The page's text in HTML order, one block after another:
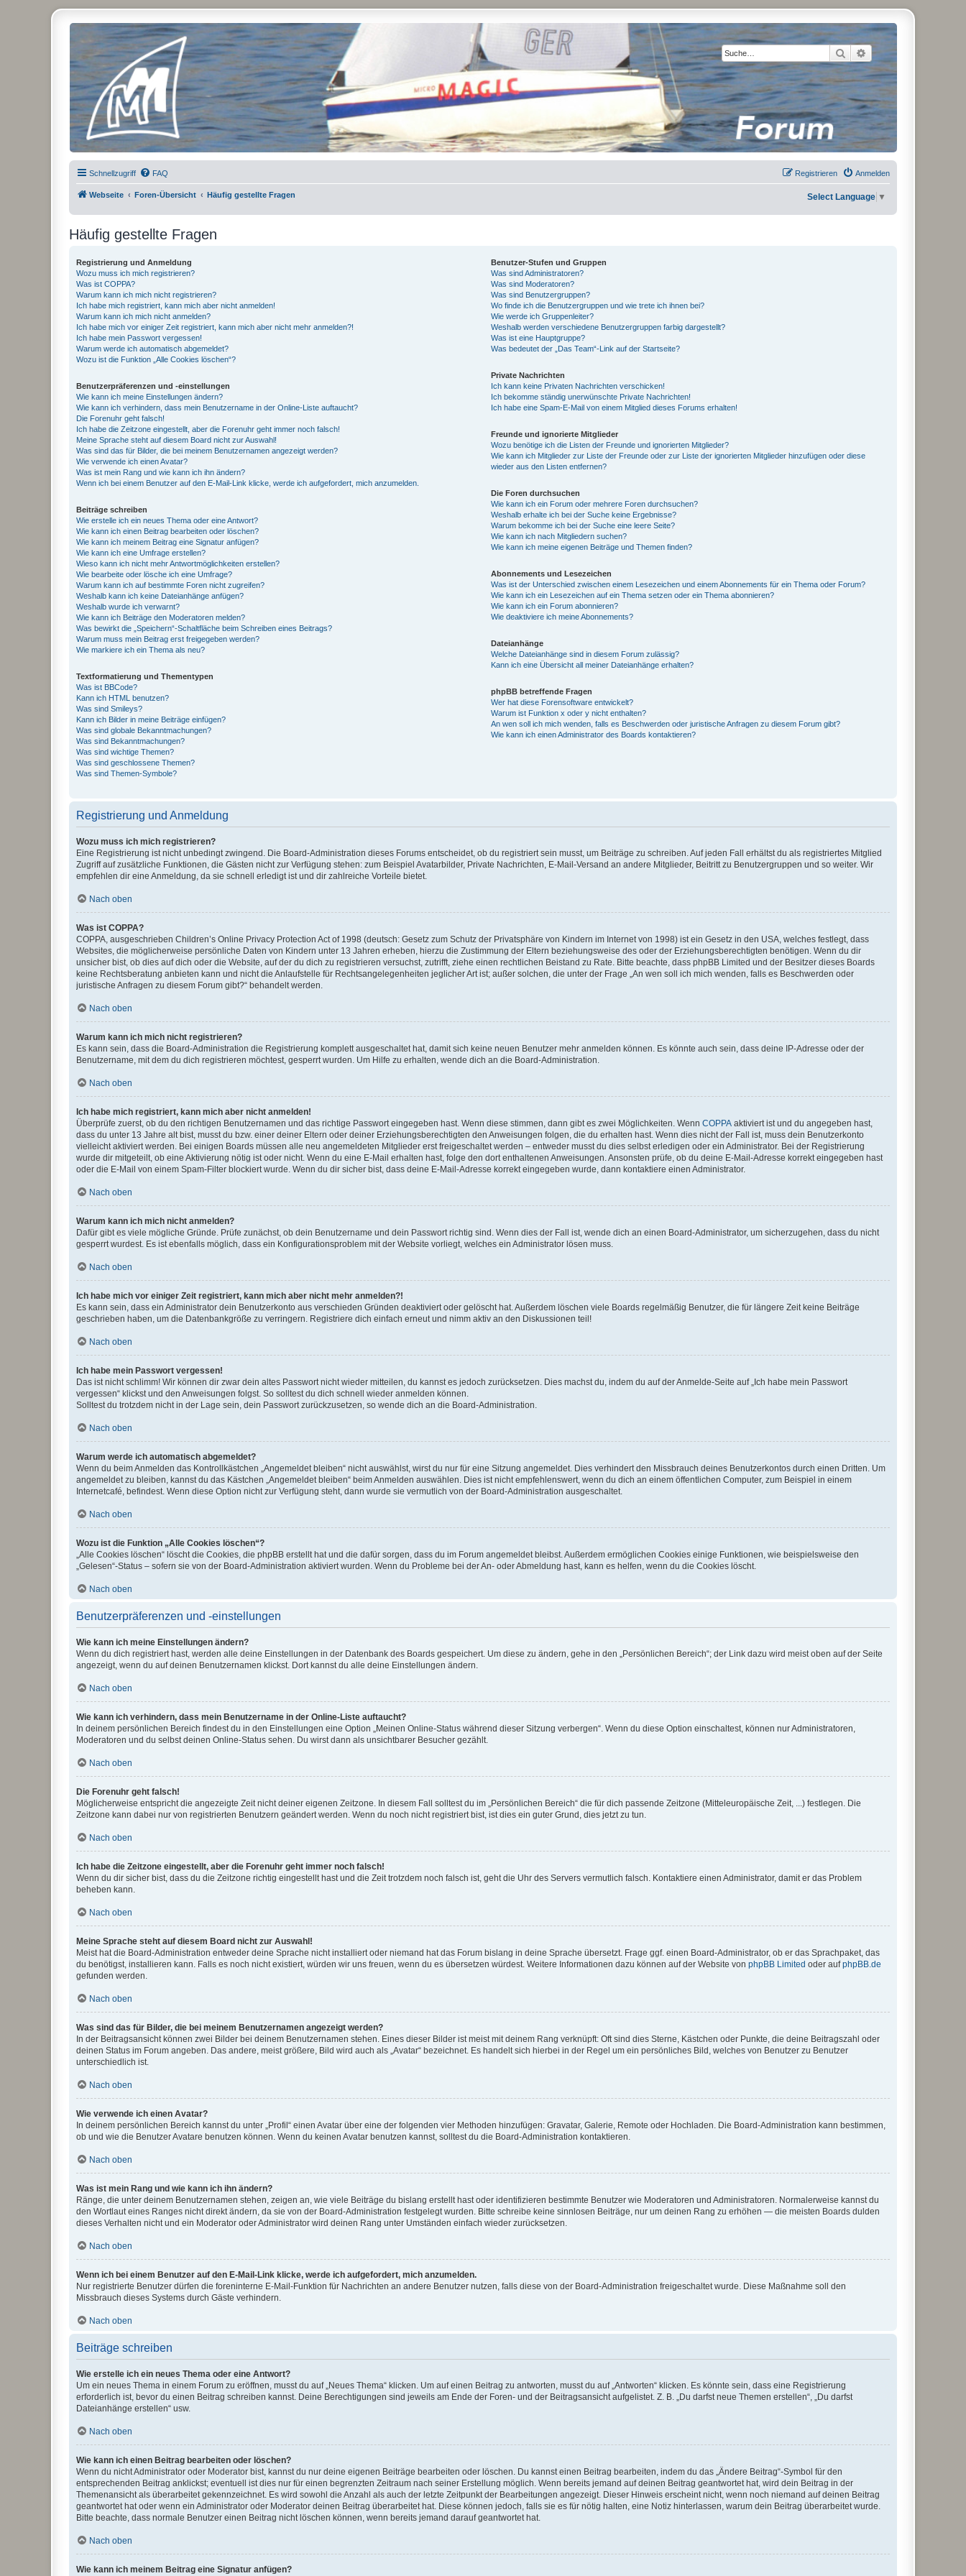
Suche Erweiterte Suche
Micro Magic Forum Deutschland
Schnellzugriff FAQ Anmelden
Registrieren
Webseite Foren-Übersicht Häufig gestellte Fragen Select Language ▼
Häufig gestellte Fragen
Registrierung und Anmeldung
Wozu muss ich mich registrieren?
Was ist COPPA?
Warum kann ich mich nicht registrieren?
Ich habe mich registriert, kann mich aber nicht anmelden!
Warum kann ich mich nicht anmelden?
Ich habe mich vor einiger Zeit registriert, kann mich aber nicht mehr anmelden?!
Ich habe mein Passwort vergessen!
Warum werde ich automatisch abgemeldet?
Wozu ist die Funktion „Alle Cookies löschen“?
Benutzerpräferenzen und -einstellungen
Wie kann ich meine Einstellungen ändern?
Wie kann ich verhindern, dass mein Benutzername in der Online-Liste auftaucht?
Die Forenuhr geht falsch!
Ich habe die Zeitzone eingestellt, aber die Forenuhr geht immer noch falsch!
Meine Sprache steht auf diesem Board nicht zur Auswahl!
Was sind das für Bilder, die bei meinem Benutzernamen angezeigt werden?
Wie verwende ich einen Avatar?
Was ist mein Rang und wie kann ich ihn ändern?
Wenn ich bei einem Benutzer auf den E-Mail-Link klicke, werde ich aufgefordert, mich anzumelden.
Beiträge schreiben
Wie erstelle ich ein neues Thema oder eine Antwort?
Wie kann ich einen Beitrag bearbeiten oder löschen?
Wie kann ich meinem Beitrag eine Signatur anfügen?
Wie kann ich eine Umfrage erstellen?
Wieso kann ich nicht mehr Antwortmöglichkeiten erstellen?
Wie bearbeite oder lösche ich eine Umfrage?
Warum kann ich auf bestimmte Foren nicht zugreifen?
Weshalb kann ich keine Dateianhänge anfügen?
Weshalb wurde ich verwarnt?
Wie kann ich Beiträge den Moderatoren melden?
Was bewirkt die „Speichern“-Schaltfläche beim Schreiben eines Beitrags?
Warum muss mein Beitrag erst freigegeben werden?
Wie markiere ich ein Thema als neu?
Textformatierung und Thementypen
Was ist BBCode?
Kann ich HTML benutzen?
Was sind Smileys?
Kann ich Bilder in meine Beiträge einfügen?
Was sind globale Bekanntmachungen?
Was sind Bekanntmachungen?
Was sind wichtige Themen?
Was sind geschlossene Themen?
Was sind Themen-Symbole?
Benutzer-Stufen und Gruppen
Was sind Administratoren?
Was sind Moderatoren?
Was sind Benutzergruppen?
Wo finde ich die Benutzergruppen und wie trete ich ihnen bei?
Wie werde ich Gruppenleiter?
Weshalb werden verschiedene Benutzergruppen farbig dargestellt?
Was ist eine Hauptgruppe?
Was bedeutet der „Das Team“-Link auf der Startseite?
Private Nachrichten
Ich kann keine Privaten Nachrichten verschicken!
Ich bekomme ständig unerwünschte Private Nachrichten!
Ich habe eine Spam-E-Mail von einem Mitglied dieses Forums erhalten!
Freunde und ignorierte Mitglieder
Wozu benötige ich die Listen der Freunde und ignorierten Mitglieder?
Wie kann ich Mitglieder zur Liste der Freunde oder zur Liste der ignorierten Mitglieder hinzufügen oder diese
wieder aus den Listen entfernen?
Die Foren durchsuchen
Wie kann ich ein Forum oder mehrere Foren durchsuchen?
Weshalb erhalte ich bei der Suche keine Ergebnisse?
Warum bekomme ich bei der Suche eine leere Seite?
Wie kann ich nach Mitgliedern suchen?
Wie kann ich meine eigenen Beiträge und Themen finden?
Abonnements und Lesezeichen
Was ist der Unterschied zwischen einem Lesezeichen und einem Abonnements für ein Thema oder Forum?
Wie kann ich ein Lesezeichen auf ein Thema setzen oder ein Thema abonnieren?
Wie kann ich ein Forum abonnieren?
Wie deaktiviere ich meine Abonnements?
Dateianhänge
Welche Dateianhänge sind in diesem Forum zulässig?
Kann ich eine Übersicht all meiner Dateianhänge erhalten?
phpBB betreffende Fragen
Wer hat diese Forensoftware entwickelt?
Warum ist Funktion x oder y nicht enthalten?
An wen soll ich mich wenden, falls es Beschwerden oder juristische Anfragen zu diesem Forum gibt?
Wie kann ich einen Administrator des Boards kontaktieren?
Registrierung und Anmeldung
Wozu muss ich mich registrieren?
Eine Registrierung ist nicht unbedingt zwingend. Die Board-Administration dieses Forums entscheidet, ob du registriert sein musst, um Beiträge zu schreiben. Auf jeden Fall erhältst du als registriertes Mitglied
Zugriff auf zusätzliche Funktionen, die Gästen nicht zur Verfügung stehen: zum Beispiel Avatarbilder, Private Nachrichten, E-Mail-Versand an andere Mitglieder, Beitritt zu Benutzergruppen und so weiter. Wir
empfehlen dir eine Anmeldung, da sie schnell erledigt ist und dir zahlreiche Vorteile bietet.
Nach oben
Was ist COPPA?
COPPA, ausgeschrieben Children’s Online Privacy Protection Act of 1998 (deutsch: Gesetz zum Schutz der Privatsphäre von Kindern im Internet von 1998) ist ein Gesetz in den USA, welches festlegt, dass
Websites, die möglicherweise persönliche Daten von Kindern unter 13 Jahren erheben, hierzu die Zustimmung der Eltern beziehungsweise des oder der Erziehungsberechtigten benötigen. Wenn du dir
unsicher bist, ob dies auf dich oder die Website, auf der du dich zu registrieren versuchst, zutrifft, ziehe einen rechtlichen Beistand zu Rate. Bitte beachte, dass phpBB Limited und der Besitzer dieses Boards
keine Rechtsberatung anbieten kann und nicht die Anlaufstelle für Rechtsangelegenheiten jeglicher Art ist; außer solchen, die unter der Frage „An wen soll ich mich wenden, falls es Beschwerden oder
juristische Anfragen zu diesem Forum gibt?“ behandelt werden.
Nach oben
Warum kann ich mich nicht registrieren?
Es kann sein, dass die Board-Administration die Registrierung komplett ausgeschaltet hat, damit sich keine neuen Benutzer mehr anmelden können. Es könnte auch sein, dass deine IP-Adresse oder der
Benutzername, mit dem du dich registrieren möchtest, gesperrt wurden. Um Hilfe zu erhalten, wende dich an die Board-Administration.
Nach oben
Ich habe mich registriert, kann mich aber nicht anmelden!
Überprüfe zuerst, ob du den richtigen Benutzernamen und das richtige Passwort eingegeben hast. Wenn diese stimmen, dann gibt es zwei Möglichkeiten. Wenn COPPA aktiviert ist und du angegeben hast,
dass du unter 13 Jahre alt bist, musst du bzw. einer deiner Eltern oder deiner Erziehungsberechtigten den Anweisungen folgen, die du erhalten hast. Wenn dies nicht der Fall ist, muss dein Benutzerkonto
vielleicht aktiviert werden. Bei einigen Boards müssen alle neu angemeldeten Mitglieder erst freigeschaltet werden – entweder musst du dies selbst erledigen oder ein Administrator. Bei der Registrierung
wurde dir mitgeteilt, ob eine Aktivierung nötig ist oder nicht. Wenn du eine E-Mail erhalten hast, folge den dort enthaltenen Anweisungen. Ansonsten prüfe, ob du deine E-Mail-Adresse korrekt eingegeben hast
oder die E-Mail von einem Spam-Filter blockiert wurde. Wenn du dir sicher bist, dass deine E-Mail-Adresse korrekt eingegeben wurde, dann kontaktiere einen Administrator.
Nach oben
Warum kann ich mich nicht anmelden?
Dafür gibt es viele mögliche Gründe. Prüfe zunächst, ob dein Benutzername und dein Passwort richtig sind. Wenn dies der Fall ist, wende dich an einen Board-Administrator, um sicherzugehen, dass du nicht
gesperrt wurdest. Es ist ebenfalls möglich, dass ein Konfigurationsproblem mit der Website vorliegt, welches ein Administrator lösen muss.
Nach oben
Ich habe mich vor einiger Zeit registriert, kann mich aber nicht mehr anmelden?!
Es kann sein, dass ein Administrator dein Benutzerkonto aus verschieden Gründen deaktiviert oder gelöscht hat. Außerdem löschen viele Boards regelmäßig Benutzer, die für längere Zeit keine Beiträge
geschrieben haben, um die Datenbankgröße zu verringern. Registriere dich einfach erneut und nimm aktiv an den Diskussionen teil!
Nach oben
Ich habe mein Passwort vergessen!
Das ist nicht schlimm! Wir können dir zwar dein altes Passwort nicht wieder mitteilen, du kannst es jedoch zurücksetzen. Dies machst du, indem du auf der Anmelde-Seite auf „Ich habe mein Passwort
vergessen“ klickst und den Anweisungen folgst. So solltest du dich schnell wieder anmelden können.
Solltest du trotzdem nicht in der Lage sein, dein Passwort zurückzusetzen, so wende dich an die Board-Administration.
Nach oben
Warum werde ich automatisch abgemeldet?
Wenn du beim Anmelden das Kontrollkästchen „Angemeldet bleiben“ nicht auswählst, wirst du nur für eine Sitzung angemeldet. Dies verhindert den Missbrauch deines Benutzerkontos durch einen Dritten. Um
angemeldet zu bleiben, kannst du das Kästchen „Angemeldet bleiben“ beim Anmelden auswählen. Dies ist nicht empfehlenswert, wenn du dich an einem öffentlichen Computer, zum Beispiel in einem
Internetcafé, befindest. Wenn diese Option nicht zur Verfügung steht, dann wurde sie vermutlich von der Board-Administration ausgeschaltet.
Nach oben
Wozu ist die Funktion „Alle Cookies löschen“?
„Alle Cookies löschen“ löscht die Cookies, die phpBB erstellt hat und die dafür sorgen, dass du im Forum angemeldet bleibst. Außerdem ermöglichen Cookies einige Funktionen, wie beispielsweise den
„Gelesen“-Status – sofern sie von der Board-Administration aktiviert wurden. Wenn du Probleme bei der An- oder Abmeldung hast, kann es helfen, wenn du die Cookies löscht.
Nach oben
Benutzerpräferenzen und -einstellungen
Wie kann ich meine Einstellungen ändern?
Wenn du dich registriert hast, werden alle deine Einstellungen in der Datenbank des Boards gespeichert. Um diese zu ändern, gehe in den „Persönlichen Bereich“; der Link dazu wird meist oben auf der Seite
angezeigt, wenn du auf deinen Benutzernamen klickst. Dort kannst du alle deine Einstellungen ändern.
Nach oben
Wie kann ich verhindern, dass mein Benutzername in der Online-Liste auftaucht?
In deinem persönlichen Bereich findest du in den Einstellungen eine Option „Meinen Online-Status während dieser Sitzung verbergen“. Wenn du diese Option einschaltest, können nur Administratoren,
Moderatoren und du selbst deinen Online-Status sehen. Du wirst dann als unsichtbarer Besucher gezählt.
Nach oben
Die Forenuhr geht falsch!
Möglicherweise entspricht die angezeigte Zeit nicht deiner eigenen Zeitzone. In diesem Fall solltest du im „Persönlichen Bereich“ die für dich passende Zeitzone (Mitteleuropäische Zeit, ...) festlegen. Die
Zeitzone kann dabei nur von registrierten Benutzern geändert werden. Wenn du noch nicht registriert bist, ist dies ein guter Grund, dies jetzt zu tun.
Nach oben
Ich habe die Zeitzone eingestellt, aber die Forenuhr geht immer noch falsch!
Wenn du dir sicher bist, dass du die Zeitzone richtig eingestellt hast und die Zeit trotzdem noch falsch ist, geht die Uhr des Servers vermutlich falsch. Kontaktiere einen Administrator, damit er das Problem
beheben kann.
Nach oben
Meine Sprache steht auf diesem Board nicht zur Auswahl!
Meist hat die Board-Administration entweder deine Sprache nicht installiert oder niemand hat das Forum bislang in deine Sprache übersetzt. Frage ggf. einen Board-Administrator, ob er das Sprachpaket, das
du benötigst, installieren kann. Falls es noch nicht existiert, würden wir uns freuen, wenn du es übersetzen würdest. Weitere Informationen dazu können auf der Website von phpBB Limited oder aufphpBB.de
gefunden werden.
Nach oben
Was sind das für Bilder, die bei meinem Benutzernamen angezeigt werden?
In der Beitragsansicht können zwei Bilder bei deinem Benutzernamen stehen. Eines dieser Bilder ist meist mit deinem Rang verknüpft: Oft sind dies Sterne, Kästchen oder Punkte, die deine Beitragszahl oder
deinen Status im Forum angeben. Das andere, meist größere, Bild wird auch als „Avatar“ bezeichnet. Es handelt sich hierbei in der Regel um ein persönliches Bild, welches von Benutzer zu Benutzer
unterschiedlich ist.
Nach oben
Wie verwende ich einen Avatar?
In deinem persönlichen Bereich kannst du unter „Profil“ einen Avatar über eine der folgenden vier Methoden hinzufügen: Gravatar, Galerie, Remote oder Hochladen. Die Board-Administration kann bestimmen,
ob und wie die Benutzer Avatare benutzen können. Wenn du keinen Avatar benutzen kannst, solltest du die Board-Administration kontaktieren.
Nach oben
Was ist mein Rang und wie kann ich ihn ändern?
Ränge, die unter deinem Benutzernamen stehen, zeigen an, wie viele Beiträge du bislang erstellt hast oder identifizieren bestimmte Benutzer wie Moderatoren und Administratoren. Normalerweise kannst du
den Wortlaut eines Ranges nicht direkt ändern, da sie von der Board-Administration festgelegt wurden. Bitte schreibe keine sinnlosen Beiträge, nur um deinen Rang zu erhöhen — die meisten Boards dulden
dieses Verhalten nicht und ein Moderator oder Administrator wird deinen Rang unter Umständen einfach wieder zurücksetzen.
Nach oben
Wenn ich bei einem Benutzer auf den E-Mail-Link klicke, werde ich aufgefordert, mich anzumelden.
Nur registrierte Benutzer dürfen die foreninterne E-Mail-Funktion für Nachrichten an andere Benutzer nutzen, falls diese von der Board-Administration freigeschaltet wurde. Diese Maßnahme soll den
Missbrauch dieses Systems durch Gäste verhindern.
Nach oben
Beiträge schreiben
Wie erstelle ich ein neues Thema oder eine Antwort?
Um ein neues Thema in einem Forum zu eröffnen, musst du auf „Neues Thema“ klicken. Um auf einen Beitrag zu antworten, musst du auf „Antworten“ klicken. Es könnte sein, dass eine Registrierung
erforderlich ist, bevor du einen Beitrag schreiben kannst. Deine Berechtigungen sind jeweils am Ende der Foren- und der Beitragsansicht aufgelistet. Z. B. „Du darfst neue Themen erstellen“, „Du darfst
Dateianhänge erstellen“ usw.
Nach oben
Wie kann ich einen Beitrag bearbeiten oder löschen?
Wenn du nicht Administrator oder Moderator bist, kannst du nur deine eigenen Beiträge bearbeiten oder löschen. Du kannst einen Beitrag bearbeiten, indem du das „Ändere Beitrag“-Symbol für den
entsprechenden Beitrag anklickst; eventuell ist dies nur für einen begrenzten Zeitraum nach seiner Erstellung möglich. Wenn bereits jemand auf deinen Beitrag geantwortet hat, wird dein Beitrag in der
Themenansicht als überarbeitet gekennzeichnet. Es wird sowohl die Anzahl als auch der letzte Zeitpunkt der Bearbeitungen angezeigt. Dieser Hinweis erscheint nicht, wenn noch niemand auf deinen Beitrag
geantwortet hat oder wenn ein Administrator oder Moderator deinen Beitrag überarbeitet hat. Diese können jedoch, falls sie es für nötig halten, eine Notiz hinterlassen, warum dein Beitrag überarbeitet wurde.
Bitte beachte, dass normale Benutzer einen Beitrag nicht löschen können, wenn bereits jemand darauf geantwortet hat.
Nach oben
Wie kann ich meinem Beitrag eine Signatur anfügen?